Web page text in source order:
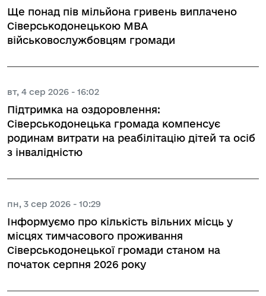
Ще понад пів мільйона гривень виплачено
Сіверськодонецькою МВА
військовослужбовцям громади
вт, 4 сер 2026 - 16:02
Підтримка на оздоровлення:
Сіверськодонецька громада компенсує
родинам витрати на реабілітацію дітей та осіб
з інвалідністю
пн, 3 сер 2026 - 10:29
Інформуємо про кількість вільних місць у
місцях тимчасового проживання
Сіверськодонецької громади станом на
початок серпня 2026 року